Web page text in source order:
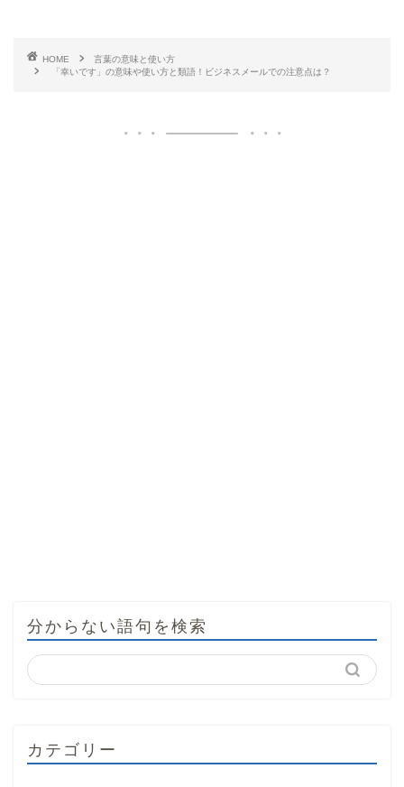
HOME
言葉の意味と使い方
「幸いです」の意味や使い方と類語！ビジネスメールでの注意点は？
分からない語句を検索
カテゴリー